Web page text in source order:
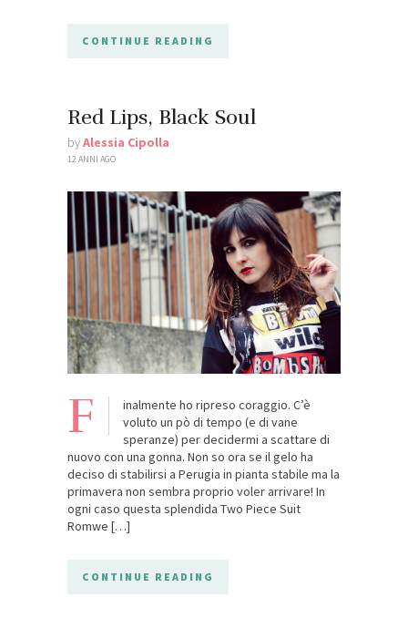
CONTINUE READING
Red Lips, Black Soul
byAlessia Cipolla
12 ANNI AGO
F
inalmente ho ripreso coraggio. C’è
voluto un pò di tempo (e di vane
speranze) per decidermi a scattare di
nuovo con una gonna. Non so ora se il gelo ha
deciso di stabilirsi a Perugia in pianta stabile ma la
primavera non sembra proprio voler arrivare! In
ogni caso questa splendida Two Piece Suit
Romwe […]
CONTINUE READING